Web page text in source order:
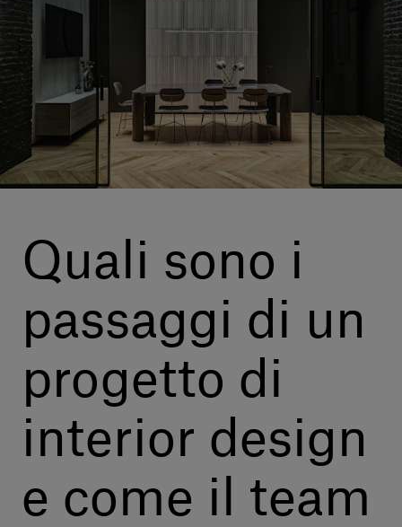
Servizi al cliente
Accedi
Italiano
Quali sono i
passaggi di un
progetto di
interior design
e come il team